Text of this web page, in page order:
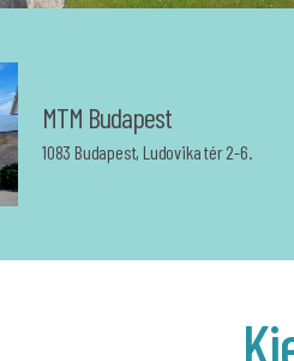
MTM Budapest
1083 Budapest, Ludovika tér 2-6.